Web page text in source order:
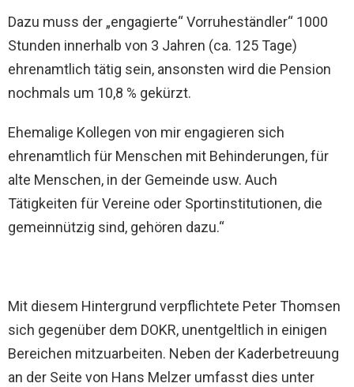
Dazu muss der „engagierte“ Vorruheständler“ 1000
Stunden innerhalb von 3 Jahren (ca. 125 Tage)
ehrenamtlich tätig sein, ansonsten wird die Pension
nochmals um 10,8 % gekürzt.
Ehemalige Kollegen von mir engagieren sich
ehrenamtlich für Menschen mit Behinderungen, für
alte Menschen, in der Gemeinde usw. Auch
Tätigkeiten für Vereine oder Sportinstitutionen, die
gemeinnützig sind, gehören dazu.“
Mit diesem Hintergrund verpflichtete Peter Thomsen
sich gegenüber dem DOKR, unentgeltlich in einigen
Bereichen mitzuarbeiten. Neben der Kaderbetreuung
an der Seite von Hans Melzer umfasst dies unter